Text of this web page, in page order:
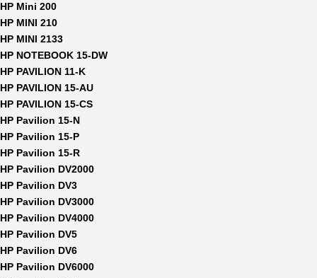
HP Mini 200
HP MINI 210
HP MINI 2133
HP NOTEBOOK 15-DW
HP PAVILION 11-K
HP PAVILION 15-AU
HP PAVILION 15-CS
HP Pavilion 15-N
HP Pavilion 15-P
HP Pavilion 15-R
HP Pavilion DV2000
HP Pavilion DV3
HP Pavilion DV3000
HP Pavilion DV4000
HP Pavilion DV5
HP Pavilion DV6
HP Pavilion DV6000